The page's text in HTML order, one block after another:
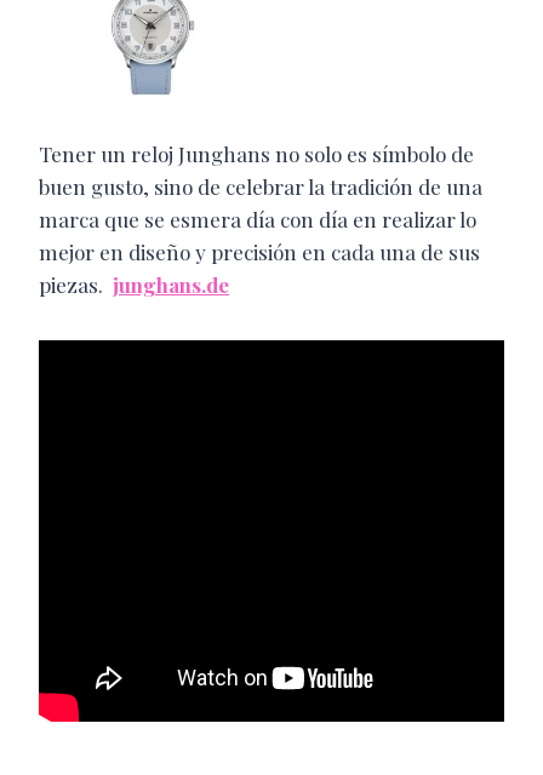
Tener un reloj Junghans no solo es símbolo de
buen gusto, sino de celebrar la tradición de una
marca que se esmera día con día en realizar lo
mejor en diseño y precisión en cada una de sus
piezas. junghans.de